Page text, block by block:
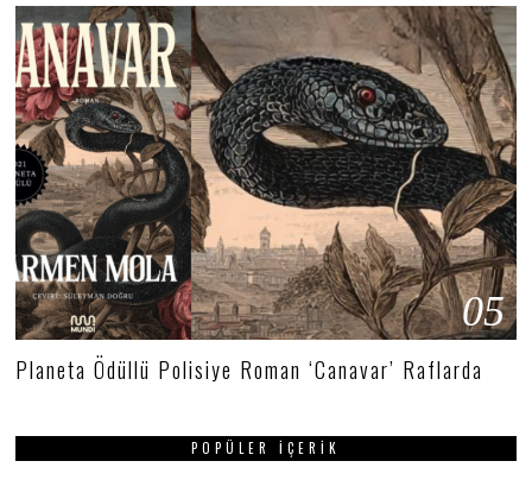
05
Planeta Ödüllü Polisiye Roman ‘Canavar’ Raflarda
POPÜLER İÇERIK